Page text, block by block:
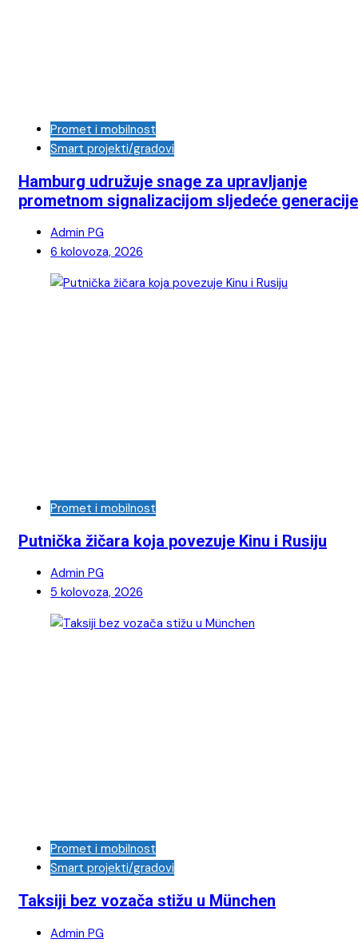
Promet i mobilnost
Smart projekti/gradovi
Hamburg udružuje snage za upravljanje
prometnom signalizacijom sljedeće generacije
Admin PG
6 kolovoza, 2026
Promet i mobilnost
Putnička žičara koja povezuje Kinu i Rusiju
Admin PG
5 kolovoza, 2026
Promet i mobilnost
Smart projekti/gradovi
Taksiji bez vozača stižu u München
Admin PG